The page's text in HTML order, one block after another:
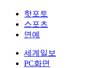
핫포토
스포츠
연예
세계일보
PC화면